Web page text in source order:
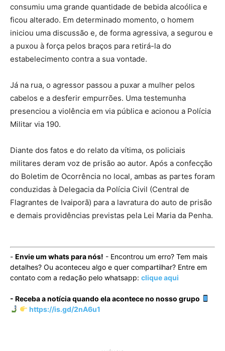
consumiu uma grande quantidade de bebida alcoólica e
ficou alterado. Em determinado momento, o homem
iniciou uma discussão e, de forma agressiva, a segurou e
a puxou à força pelos braços para retirá-la do
estabelecimento contra a sua vontade.
Já na rua, o agressor passou a puxar a mulher pelos
cabelos e a desferir empurrões. Uma testemunha
presenciou a violência em via pública e acionou a Polícia
Militar via 190.
Diante dos fatos e do relato da vítima, os policiais
militares deram voz de prisão ao autor. Após a confecção
do Boletim de Ocorrência no local, ambas as partes foram
conduzidas à Delegacia da Polícia Civil (Central de
Flagrantes de Ivaiporã) para a lavratura do auto de prisão
e demais providências previstas pela Lei Maria da Penha.
- Envie um whats para nós! - Encontrou um erro? Tem mais
detalhes? Ou aconteceu algo e quer compartilhar? Entre em
contato com a redação pelo whatsapp: clique aqui
- Receba a notícia quando ela acontece no nosso grupo
https://is.gd/2nA6u1